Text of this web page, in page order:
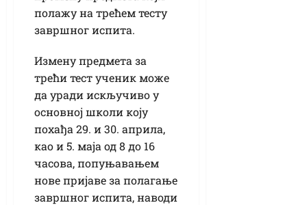
полажу на трећем тесту
завршног испита.
Измену предмета за
трећи тест ученик може
да уради искључиво у
основној школи коју
похађа 29. и 30. априла,
као и 5. маја од 8 до 16
часова, попуњавањем
нове пријаве за полагање
завршног испита, наводи